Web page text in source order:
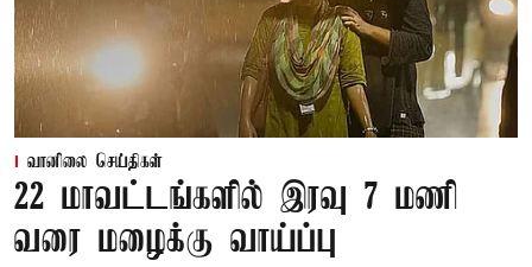
வானிலை செய்திகள்
22 மாவட்டங்களில் இரவு 7 மணி
வரை மழைக்கு வாய்ப்பு